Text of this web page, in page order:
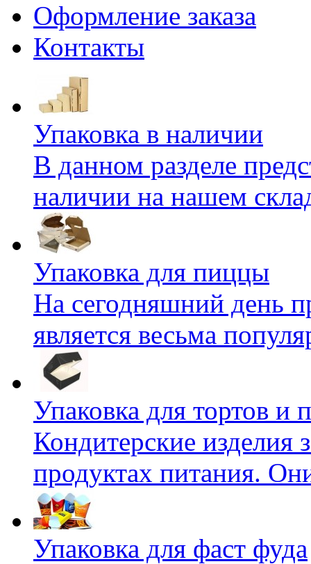
Оформление заказа
Контакты
Упаковка в наличии
В данном разделе
наличии на нашем
Упаковка для пиццы
На сегодняшний день
является весьма
Упаковка для тортов и
Кондитерские изделия
продуктах питания.
Упаковка для фаст фуда